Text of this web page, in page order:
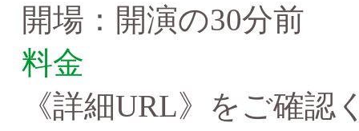
開場：開演の30分前
料金
《詳細URL》をご確認